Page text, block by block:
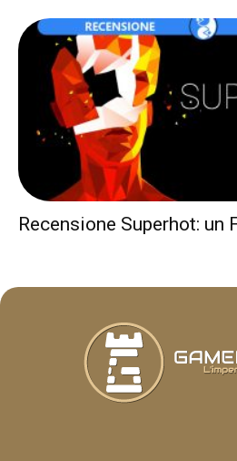
Recensione Superhot: un